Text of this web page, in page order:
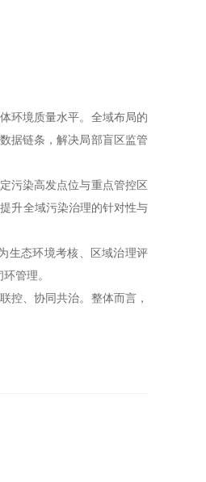
环境质量水平。全域布局的
据链条，解决局部盲区监管
污染高发点位与重点管控区
升全域污染治理的针对性与
生态环境考核、区域治理评
管理。
、协同共治。整体而言，